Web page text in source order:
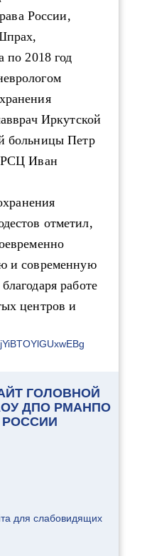
России,
по 2018 год
Иркутской
больницы Петр
РСЦ Иван
отметил,
и современную
работе
центров и
ГОЛОВНОЙ
ДПО РМАНПО
РОССИИ
для слабовидящих